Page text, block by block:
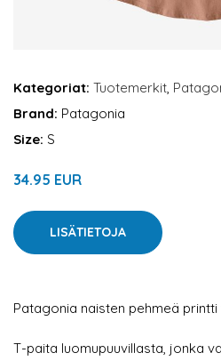
Kategoriat: Tuotemerkit,
Brand: Patagonia
Size: S
34.95 EUR
LISÄTIETOJA
Patagonia naisten pehmeä
T-paita luomupuuvillasta, jonka